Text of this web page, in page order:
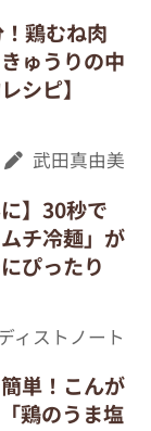
鶏むね肉
ゅうりの中
シピ】
武田真由美
】30秒で
チ冷麺」が
ぴったり
ィストノート
単！こんが
鶏のうま塩